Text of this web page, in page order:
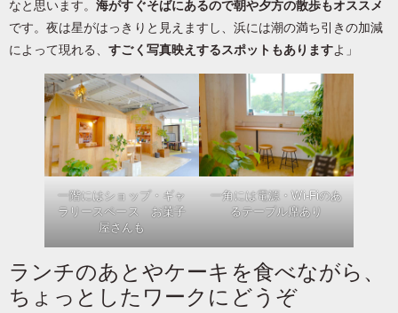
なと思います。海がすぐそばにあるので朝や夕方の散歩もオススメ
です。夜は星がはっきりと見えますし、浜には潮の満ち引きの加減
によって現れる、すごく写真映えするスポットもありますよ」
一階にはショップ・ギャ
ラリースペース お菓子
屋さんも
一角には電源・Wi-Fiのあ
るテーブル席あり
ランチのあとやケーキを食べながら、
ちょっとしたワークにどうぞ